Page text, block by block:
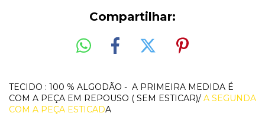
Compartilhar:
TECIDO : 100 % ALGODÃO - A PRIMEIRA MEDIDA É
COM A PEÇA EM REPOUSO ( SEM ESTICAR)/ A SEGUNDA
COM A PEÇA ESTICADA